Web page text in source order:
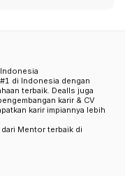
di Indonesia dengan
terbaik. Dealls juga
karir & CV
karir impiannya lebih
dari Mentor terbaik di